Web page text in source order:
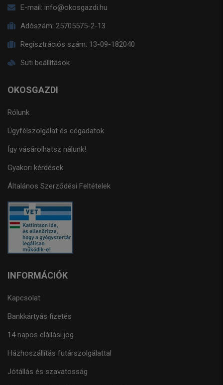
E-mail: info@okosgazdi.hu
Adószám: 25705575-2-13
Regisztrációs szám: 13-09-182040
Süti beállítások
OKOSGAZDI
Rólunk
Ügyfélszolgálat és cégadatok
Így vásárolhatsz nálunk!
Gyakori kérdések
Általános Szerződési Feltételek
INFORMÁCIÓK
Kapcsolat
Bankkártyás fizetés
14 napos elállási jog
Házhoszállítás futárszolgálattal
Jótállás és szavatosság